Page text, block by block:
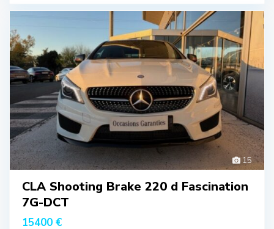
15
CLA Shooting Brake 220 d Fascination
7G-DCT
15400 €